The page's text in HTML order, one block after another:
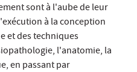
sont à l'aube de leur
à la conception
et des techniques
l'anatomie, la
en passant par